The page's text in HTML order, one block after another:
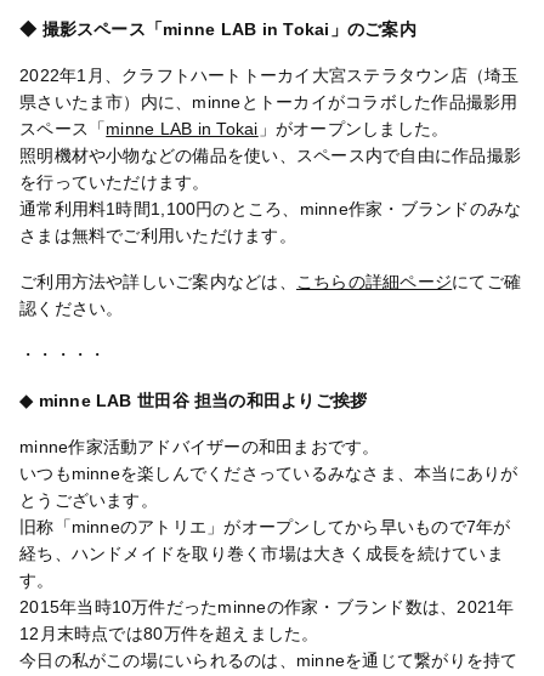
◆ 撮影スペース「minne LAB in Tokai」のご案内
2022年1月、クラフトハートトーカイ大宮ステラタウン店（埼玉
県さいたま市）内に、minneとトーカイがコラボした作品撮影用
スペース「minne LAB in Tokai 」がオープンしました。
照明機材や小物などの備品を使い、スペース内で自由に作品撮影
を行っていただけます。
通常利用料1時間1,100円のところ、minne作家・ブランドのみな
さまは無料でご利用いただけます。
ご利用方法や詳しいご案内などは、 こちらの詳細ページにてご確
認ください。
・・・・・
◆ minne LAB 世田谷 担当の和田よりご挨拶
minne作家活動アドバイザーの和田まおです。
いつもminneを楽しんでくださっているみなさま、本当にありが
とうございます。
旧称「minneのアトリエ」がオープンしてから早いもので7年が
経ち、ハンドメイドを取り巻く市場は大きく成長を続けていま
す。
2015年当時10万件だったminneの作家・ブランド数は、2021年
12月末時点では80万件を超えました。
今日の私がこの場にいられるのは、minneを通じて繋がりを持て